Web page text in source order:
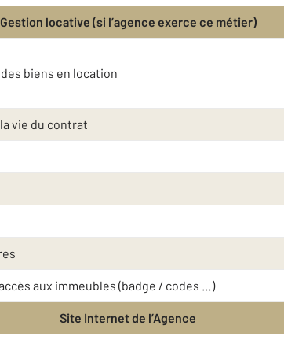
Gestion locative (si l’agence exerce ce métier)
biens en location
vie du contrat
aux immeubles (badge / codes …)
Site Internet de l’Agence